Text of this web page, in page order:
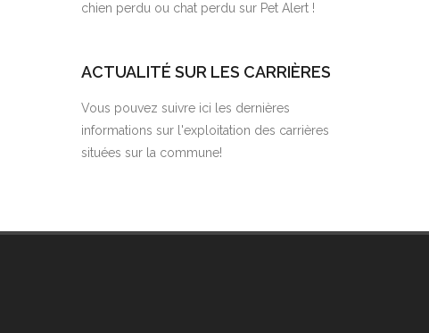
chien perdu ou chat perdu sur Pet Alert !
ACTUALITÉ SUR LES CARRIÈRES
Vous pouvez suivre ici les dernières
informations sur l'exploitation des carrières
situées sur la commune!